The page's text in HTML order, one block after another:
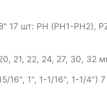
17 шт: PH (PH1-PH2),
21, 22, 24, 27, 30, 32
16", 1", 1-1/16", 1-1/4")